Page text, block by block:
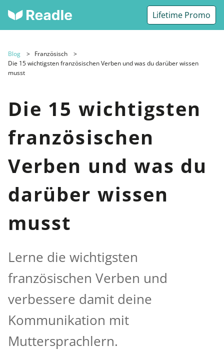
Lifetime Promo
Blog
Französisch
Die 15 wichtigsten französischen Verben und was du darüber wissen
musst
Die 15 wichtigsten
französischen
Verben und was du
darüber wissen
musst
Lerne die wichtigsten
französischen Verben und
verbessere damit deine
Kommunikation mit
Muttersprachlern.